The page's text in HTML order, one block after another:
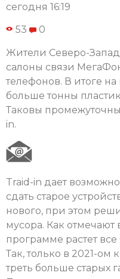
сегодня 16:19
53 0
Жители Северо-
салоны связи
телефонов. В итоге
больше тонны
Таковы
in.
Traid-in дает
сдать старое
нового, при этом
мусора. Как отмечают
программе растет
Так, только в 2021-
треть больше старых